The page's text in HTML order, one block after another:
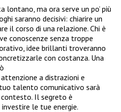
ma ora serve un po’ più
saranno decisivi: chiarire un
il corso di una relazione. Chi è
conoscenze senza troppe
idee brillanti troveranno
con costanza. Una
a distrazioni e
talento comunicativo sarà
contesto. Il segreto è
le tue energie.